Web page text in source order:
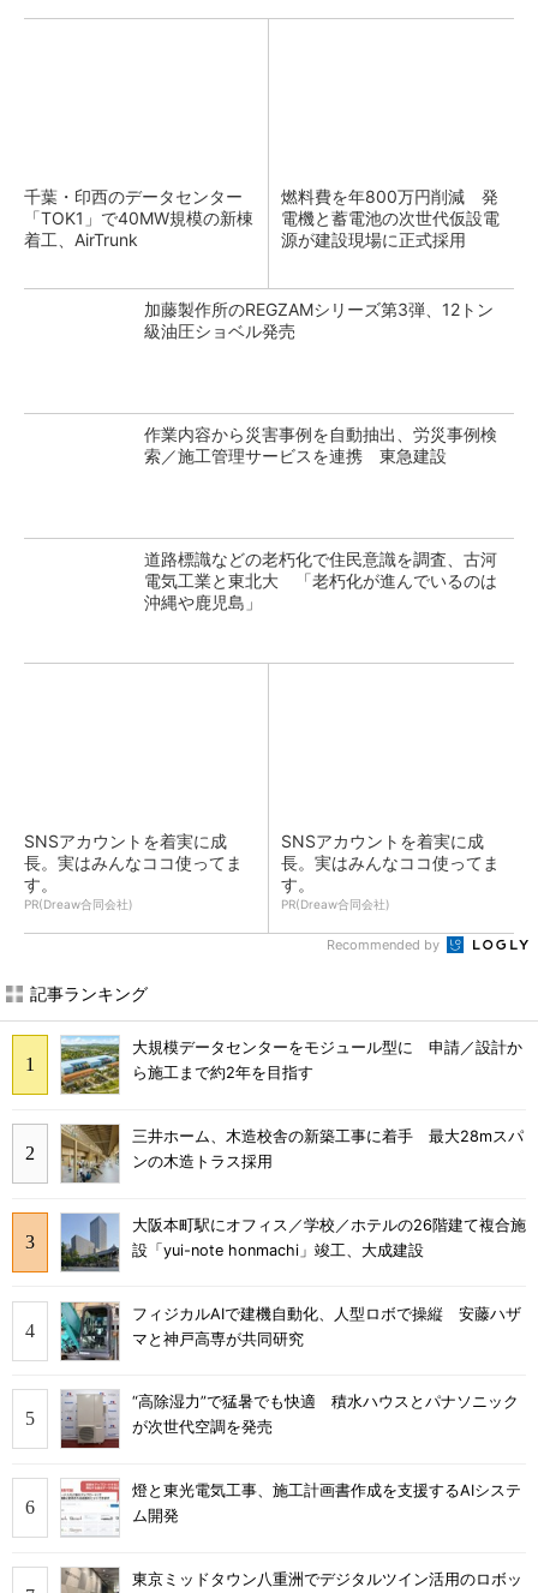
千葉・印西のデータセンター
「TOK1」で40MW規模の新棟
着工、AirTrunk
燃料費を年800万円削減 発
電機と蓄電池の次世代仮設電
源が建設現場に正式採用
加藤製作所のREGZAMシリーズ第3弾、12トン
級油圧ショベル発売
作業内容から災害事例を自動抽出、労災事例検
索／施工管理サービスを連携 東急建設
道路標識などの老朽化で住民意識を調査、古河
電気工業と東北大 「老朽化が進んでいるのは
沖縄や鹿児島」
SNSアカウントを着実に成
長。実はみんなココ使ってま
す。
PR(Dreaw合同会社)
SNSアカウントを着実に成
長。実はみんなココ使ってま
す。
PR(Dreaw合同会社)
Recommended by
記事ランキング
大規模データセンターをモジュール型に 申請／設計か
ら施工まで約2年を目指す
三井ホーム、木造校舎の新築工事に着手 最大28mスパ
ンの木造トラス採用
大阪本町駅にオフィス／学校／ホテルの26階建て複合施
設「yui-note honmachi」竣工、大成建設
フィジカルAIで建機自動化、人型ロボで操縦 安藤ハザ
マと神戸高専が共同研究
“高除湿力”で猛暑でも快適 積水ハウスとパナソニック
が次世代空調を発売
燈と東光電気工事、施工計画書作成を支援するAIシステ
ム開発
東京ミッドタウン八重洲でデジタルツイン活用のロボッ